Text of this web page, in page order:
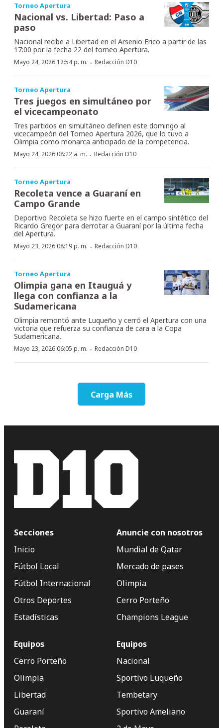
Torneo Apertura
Nacional vs. Libertad: Paso a
paso
Nacional recibe a Libertad en el Arsenio Erico a partir de las
17:00 por la fecha 22 del torneo Apertura.
Mayo 24, 2026 12:54 p. m. · Redacción D10
Torneo Apertura
Tres juegos en simultáneo por
el vicecampeonato
Tres partidos en simultáneo definen este domingo al
vicecampeón del Torneo Apertura 2026, que lo tuvo a
Olimpia como monarca anticipado de la competencia.
Mayo 24, 2026 08:22 a. m. · Redacción D10
Torneo Apertura
Recoleta vence a Guaraní en
Campo Grande
Deportivo Recoleta se hizo fuerte en el campo sintético del
Ricardo Gregor para derrotar a Guaraní por la última fecha
del Apertura.
Mayo 23, 2026 08:19 p. m. · Redacción D10
Torneo Apertura
Olimpia gana en Itauguá y
llega con confianza a la
Sudamericana
Olimpia remontó ante Luqueño y cerró el Apertura con una
victoria que refuerza su confianza de cara a la Copa
Sudamericana.
Mayo 23, 2026 06:05 p. m. · Redacción D10
Carga Más
Secciones
Inicio
Fútbol Local
Fútbol Internacional
Otros Deportes
Estadísticas
Anuncie con nosotros
Mundial de Qatar
Mercado de pases
Olimpia
Cerro Porteño
Champions League
Equipos
Cerro Porteño
Olimpia
Libertad
Guaraní
Equipos
Nacional
Sportivo Luqueño
Tembetary
Sportivo Ameliano